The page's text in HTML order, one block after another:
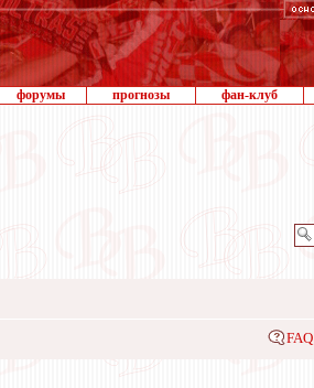
форумы прогнозы фан-клуб
FAQ